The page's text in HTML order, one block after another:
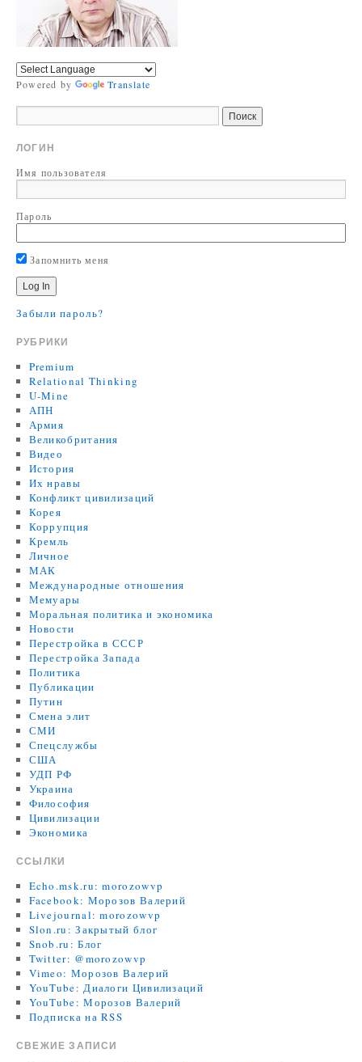
Powered by Translate
ЛОГИН
Имя пользователя
Пароль
Запомнить меня
Забыли пароль?
РУБРИКИ
Premium
Relational Thinking
U-Mine
АПН
Армия
Великобритания
Видео
История
Их нравы
Конфликт цивилизаций
Корея
Коррупция
Кремль
Личное
МАК
Международные отношения
Мемуары
Моральная политика и экономика
Новости
Перестройка в СССР
Перестройка Запада
Политика
Публикации
Путин
Смена элит
СМИ
Спецслужбы
США
УДП РФ
Украина
Философия
Цивилизации
Экономика
ССЫЛКИ
Echo.msk.ru: morozowvp
Facebook: Морозов Валерий
Livejournal: morozowvp
Slon.ru: Закрытый блог
Snob.ru: Блог
Twitter: @morozowvp
Vimeo: Морозов Валерий
YouTube: Диалоги Цивилизаций
YouTube: Морозов Валерий
Подписка на RSS
СВЕЖИЕ ЗАПИСИ